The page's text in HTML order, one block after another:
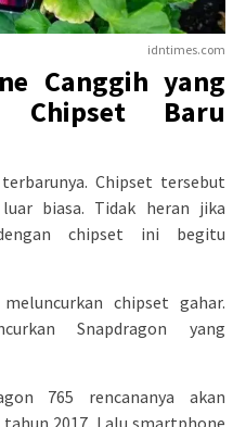
idntimes.com
Canggih yang
Chipset Baru
Chipset tersebut
biasa. Tidak heran jika
chipset ini begitu
chipset gahar.
Snapdragon yang
765 rencananya akan